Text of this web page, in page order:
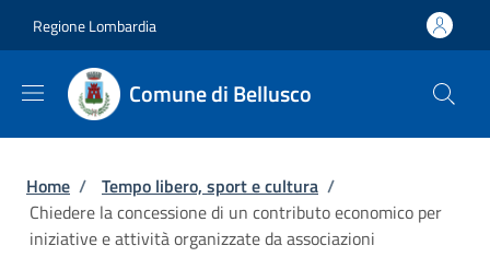
Regione Lombardia
Comune di Bellusco
Briciole di pane
Home / Tempo libero, sport e cultura /
Chiedere la concessione di un contributo economico per
iniziative e attività organizzate da associazioni